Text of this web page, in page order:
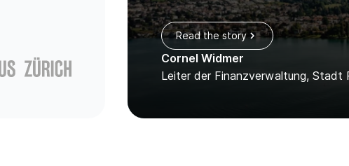
Read the story
Cornel Widmer
Leiter der Finanzverwaltung, Stadt